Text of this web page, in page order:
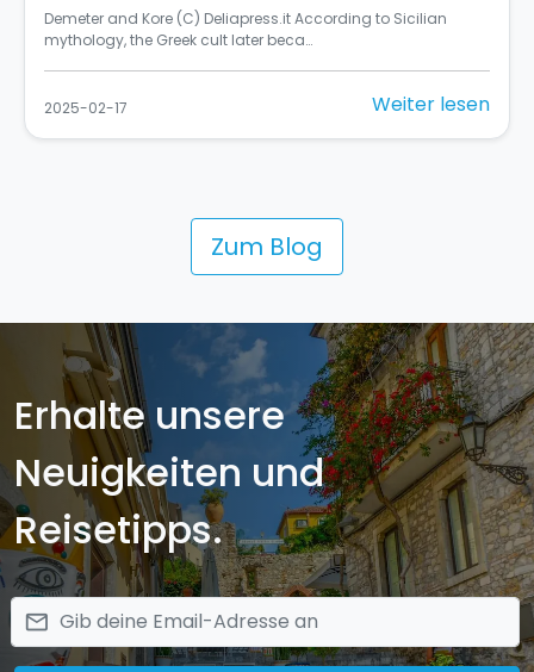
Demeter and Kore (C) Deliapress.it According to Sicilian
mythology, the Greek cult later beca…
2025-02-17 Weiter lesen
Zum Blog
Erhalte unsere
Neuigkeiten und
Reisetipps.
email